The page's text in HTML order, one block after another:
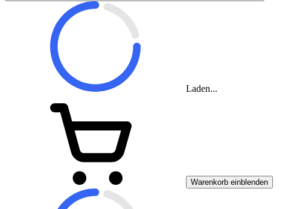
Laden...
Warenkorb einblenden